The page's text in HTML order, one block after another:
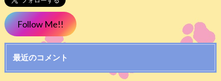
Follow Me!!
最近のコメント